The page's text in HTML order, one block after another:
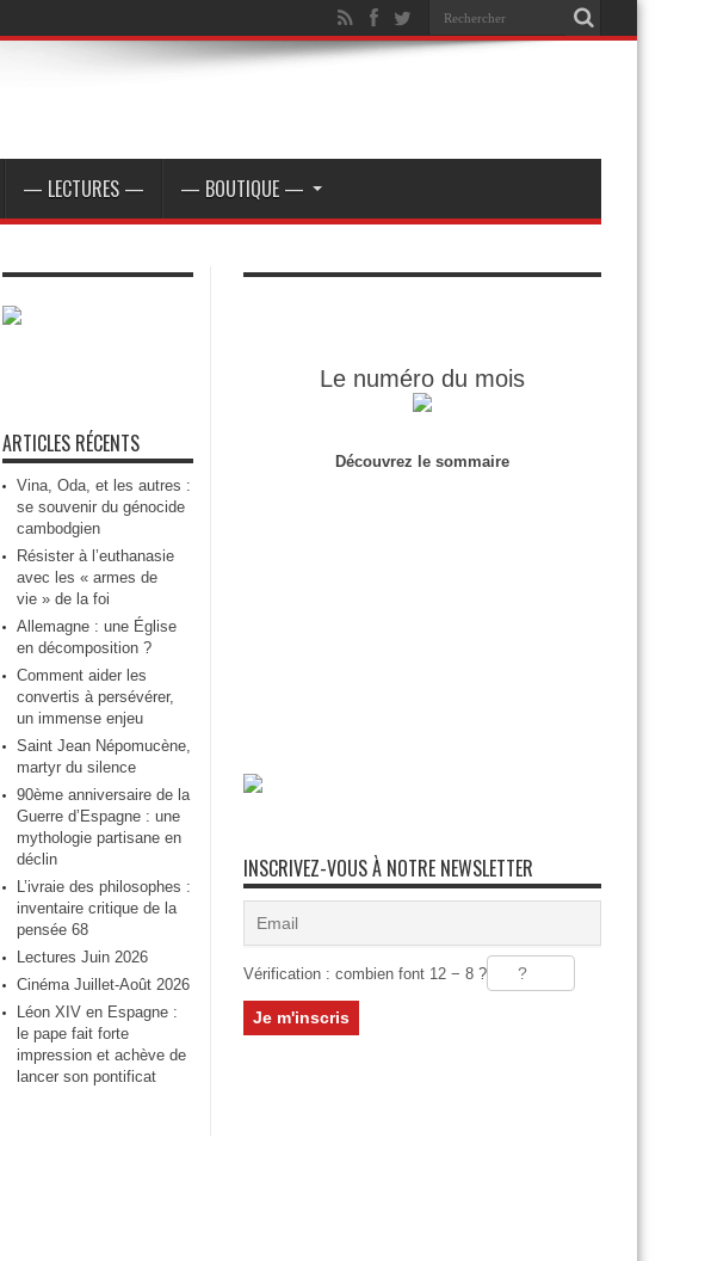
— LECTURES — — BOUTIQUE —
ARTICLES RÉCENTS
Vina, Oda, et les autres :
se souvenir du génocide
cambodgien
Résister à l’euthanasie
avec les « armes de
vie » de la foi
Allemagne : une Église
en décomposition ?
Comment aider les
convertis à persévérer,
un immense enjeu
Saint Jean Népomucène,
martyr du silence
90ème anniversaire de la
Guerre d’Espagne : une
mythologie partisane en
déclin
L’ivraie des philosophes :
inventaire critique de la
pensée 68
Lectures Juin 2026
Cinéma Juillet-Août 2026
Léon XIV en Espagne :
le pape fait forte
impression et achève de
lancer son pontificat
Le numéro du mois
Découvrez le sommaire
INSCRIVEZ-VOUS À NOTRE NEWSLETTER
Vérification : combien font 12 − 8 ?